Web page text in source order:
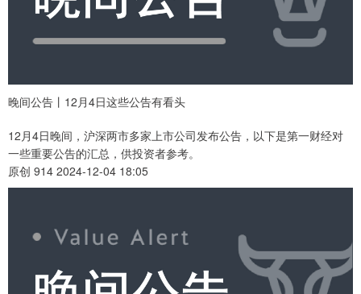
晚间公告丨12月4日这些公告有看头
12月4日晚间，沪深两市多家上市公司发布公告，以下是第一财经对
一些重要公告的汇总，供投资者参考。
原创 914 2024-12-04 18:05